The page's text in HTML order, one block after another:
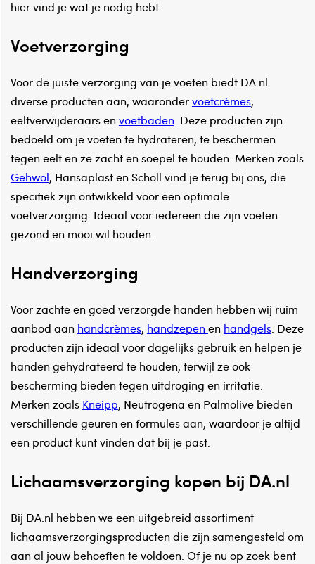
hier vind je wat je nodig hebt.
Voetverzorging
Voor de juiste verzorging van je voeten biedt DA.nl
diverse producten aan, waarondervoetcrèmes,
eeltverwijderaars envoetbaden. Deze producten zijn
bedoeld om je voeten te hydrateren, te beschermen
tegen eelt en ze zacht en soepel te houden. Merken zoals
Gehwol, Hansaplast en Scholl vind je terug bij ons, die
specifiek zijn ontwikkeld voor een optimale
voetverzorging. Ideaal voor iedereen die zijn voeten
gezond en mooi wil houden.
Handverzorging
Voor zachte en goed verzorgde handen hebben wij ruim
aanbod aan handcrèmes, handzepenen handgels. Deze
producten zijn ideaal voor dagelijks gebruik en helpen je
handen gehydrateerd te houden, terwijl ze ook
bescherming bieden tegen uitdroging en irritatie.
Merken zoals Kneipp, Neutrogena en Palmolive bieden
verschillende geuren en formules aan, waardoor je altijd
een product kunt vinden dat bij je past.
Lichaamsverzorging kopen bij DA.nl
Bij DA.nl hebben we een uitgebreid assortiment
lichaamsverzorgingsproducten die zijn samengesteld om
aan al jouw behoeften te voldoen. Of je nu op zoek bent